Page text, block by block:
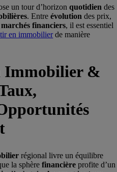
un tour d’horizonquotidien des
. Entreévolution des prix,
marchés financiers, il est essentiel
en immobilierde manière
Immobilier &
régional livre un équilibre
la sphèrefinancière profite d’un